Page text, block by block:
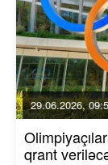
29.06.2026,
qrant